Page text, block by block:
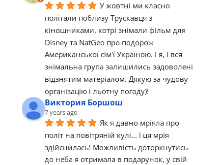
У жовтні ми класно
політали поблизу Трускавця з
кіношниками, котрі знімали фільм для
Disney та NatGeo про подорож
Американської сім'ї Україною. І я, і вся
знімальна група залишились задоволені
відзнятим матеріалом. Дякую за чудову
організацію і льотну погоду)!
Виктория Боршош
7 years ago
Як я давно мріяла про
політ на повітряній кулі... І ця мрія
здійснилась! Можливість доторкнутись
до неба я отримала в подарунок, у свій